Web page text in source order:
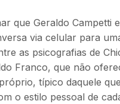
que Geraldo
via celular para
as psicografias de
Franco, que não
típico daquele
o estilo pessoal de